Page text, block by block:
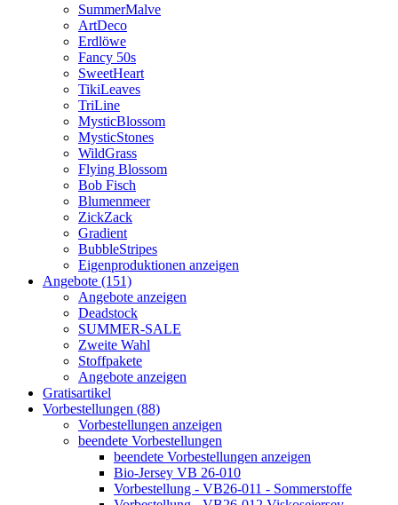
SummerMalve
ArtDeco
Erdlöwe
Fancy 50s
SweetHeart
TikiLeaves
TriLine
MysticBlossom
MysticStones
WildGrass
Flying Blossom
Bob Fisch
Blumenmeer
ZickZack
Gradient
BubbleStripes
Eigenproduktionen anzeigen
Angebote (151)
Angebote anzeigen
Deadstock
SUMMER-SALE
Zweite Wahl
Stoffpakete
Angebote anzeigen
Gratisartikel
Vorbestellungen (88)
Vorbestellungen anzeigen
beendete Vorbestellungen
beendete Vorbestellungen anzeigen
Bio-Jersey VB 26-010
Vorbestellung - VB26-011 - Sommerstoffe